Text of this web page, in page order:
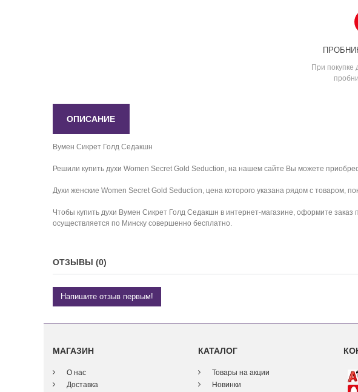
При покупке
ОПИСАНИЕ
Вумен Сикрет Голд Седакшн
Решили купить духи Women Secret Gold Seduction, на нашем сайте Вы можете
Духи женские Women Secret Gold Seduction, цена которого указана рядом с товаром,
Чтобы купить духи Вумен Сикрет Голд Седакшн в интернет-магазине, оформите
осуществляется по Минску совершенно бесплатно.
ОТЗЫВЫ (0)
Напишите отзыв первым!
МАГАЗИН
О нас
Доставка
КАТАЛОГ
Товары на акции
Новинки